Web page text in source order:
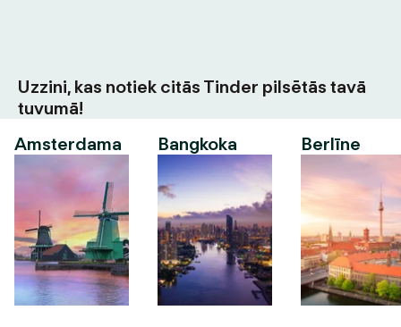
Uzzini, kas notiek citās Tinder pilsētās tavā
tuvumā!
Amsterdama
Bangkoka Berlīne